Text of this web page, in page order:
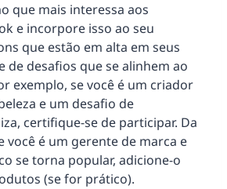
que mais interessa aos
e incorpore isso ao seu
que estão em alta em seus
de desafios que se alinhem ao
exemplo, se você é um criador
e um desafio de
certifique-se de participar. Da
você é um gerente de marca e
se torna popular, adicione-o
(se for prático).